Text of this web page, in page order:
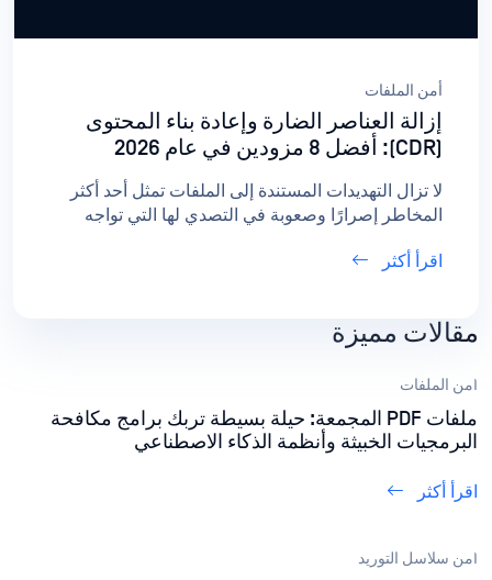
أمن الملفات
إزالة العناصر الضارة وإعادة بناء المحتوى
(CDR): أفضل 8 مزودين في عام 2026
لا تزال التهديدات المستندة إلى الملفات تمثل أحد أكثر
المخاطر إصرارًا وصعوبة في التصدي لها التي تواجه
المستندات وصولاً إلى تهديدات مستمرة متقدمة في
وإعادة بنائه" (CDR) طبقة دفاعية بالغة الأهمية.
اقرأ أكثر
مقالات مميزة
أمن الملفات
ملفات PDF المجمعة: حيلة بسيطة تربك برامج مكافحة
البرمجيات الخبيثة وأنظمة الذكاء الاصطناعي
اقرأ أكثر
أمن سلاسل التوريد